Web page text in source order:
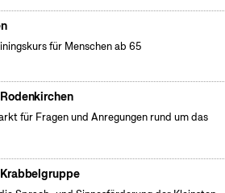
für Menschen ab 65
für Fragen und Anregungen rund um das